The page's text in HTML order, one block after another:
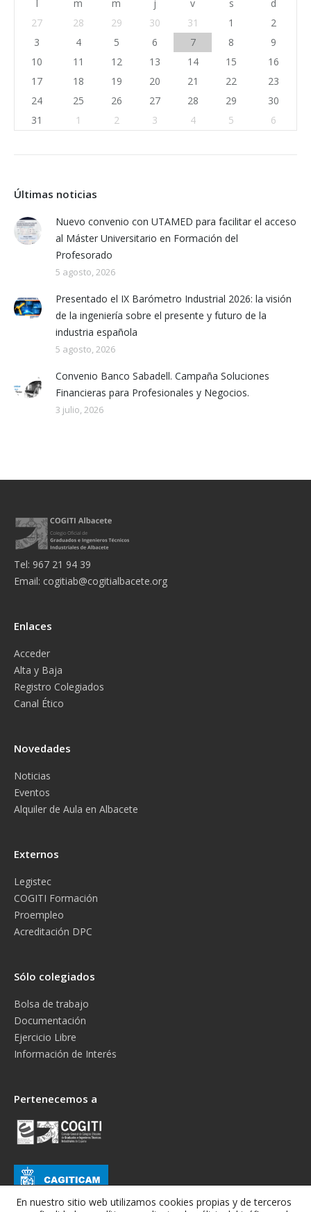
l m m j v s
d
27
28 29 30 31 1
2
3
4 5 6 7 8
9
10
11 12 13 14 15
16
17
18 19 20 21 22
23
24
25 26 27 28 29
30
31
1 2 3 4 5 6
Últimas noticias
Nuevo convenio con UTAMED para facilitar el acceso
al Máster Universitario en Formación del
Profesorado
5 agosto, 2026
Presentado el IX Barómetro Industrial 2026: la visión
de la ingeniería sobre el presente y futuro de la
industria española
5 agosto, 2026
Convenio Banco Sabadell. Campaña Soluciones
Financieras para Profesionales y Negocios.
3 julio, 2026
Tel: 967 21 94 39
Email: cogitiab@cogitialbacete.org
Enlaces
Acceder
Alta y Baja
Registro Colegiados
Canal Ético
Novedades
Noticias
Eventos
Alquiler de Aula en Albacete
Externos
Legistec
COGITI Formación
Proempleo
Acreditación DPC
Sólo colegiados
Bolsa de trabajo
Documentación
Ejercicio Libre
Información de Interés
Pertenecemos a
En nuestro sitio web utilizamos cookies propias y de terceros